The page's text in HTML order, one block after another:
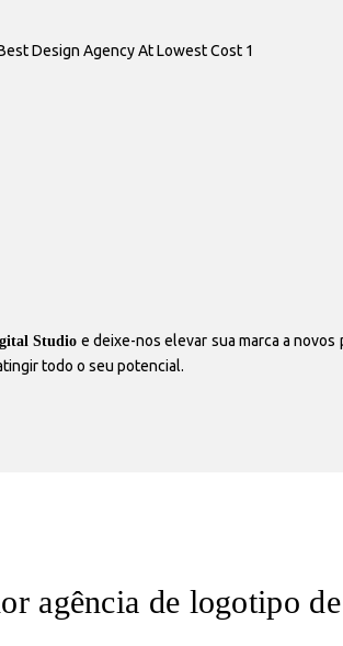
Studio e deixe-nos elevar sua marca a
todo o seu potencial.
agência de logotipo